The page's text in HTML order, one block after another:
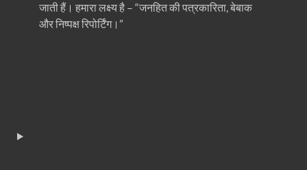
जाती हैं। हमारा लक्ष्य है – “जनहित की पत्रकारिता, बेबाक
और निष्पक्ष रिपोर्टिंग।”